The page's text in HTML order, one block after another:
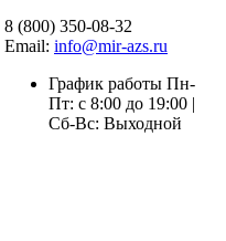
8 (800) 350-08-32
Email: info@mir-azs.ru
График работы Пн-
Пт: с 8:00 до 19:00 |
Сб-Вс: Выходной